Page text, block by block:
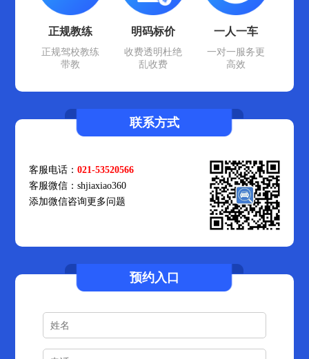
正规教练
正规驾校教练
带教
明码标价
收费透明杜绝
乱收费
一人一车
一对一服务更
高效
联系方式
客服电话：021-53520566
客服微信：shjiaxiao360
添加微信咨询更多问题
预约入口